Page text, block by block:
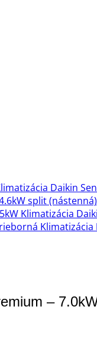
Daikin
Klimatizácia
Klimatizácia
–